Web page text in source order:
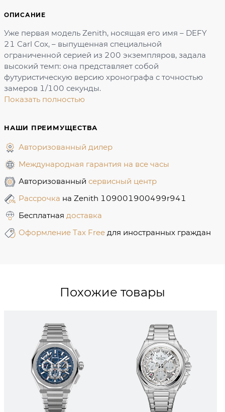
ОПИСАНИЕ
Уже первая модель Zenith, носящая его имя – DEFY
21 Carl Cox, – выпущенная специальной
ограниченной серией из 200 экземпляров, задала
высокий темп: она представляет собой
футуристическую версию хронографа с точностью
замеров 1/100 секунды.
Показать полностью
НАШИ ПРЕИМУЩЕСТВА
Авторизованный дилер
Международная гарантия на все часы
Авторизованный сервисный центр
Рассрочка на Zenith 109001900499r941
Бесплатная доставка
Оформление Tax Free для иностранных граждан
Похожие товары